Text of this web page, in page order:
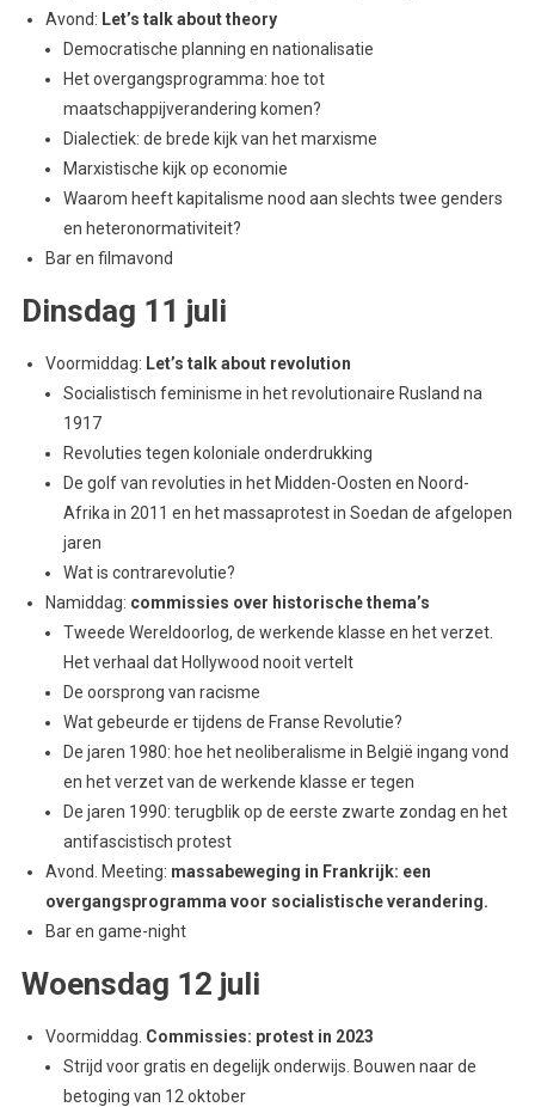
Avond: Let’s talk about theory
Democratische planning en nationalisatie
Het overgangsprogramma: hoe tot
maatschappijverandering komen?
Dialectiek: de brede kijk van het marxisme
Marxistische kijk op economie
Waarom heeft kapitalisme nood aan slechts twee genders
en heteronormativiteit?
Bar en filmavond
Dinsdag 11 juli
Voormiddag: Let’s talk about revolution
Socialistisch feminisme in het revolutionaire Rusland na
1917
Revoluties tegen koloniale onderdrukking
De golf van revoluties in het Midden-Oosten en Noord-
Afrika in 2011 en het massaprotest in Soedan de afgelopen
jaren
Wat is contrarevolutie?
Namiddag: commissies over historische thema’s
Tweede Wereldoorlog, de werkende klasse en het verzet.
Het verhaal dat Hollywood nooit vertelt
De oorsprong van racisme
Wat gebeurde er tijdens de Franse Revolutie?
De jaren 1980: hoe het neoliberalisme in België ingang vond
en het verzet van de werkende klasse er tegen
De jaren 1990: terugblik op de eerste zwarte zondag en het
antifascistisch protest
Avond. Meeting: massabeweging in Frankrijk: een
overgangsprogramma voor socialistische verandering.
Bar en game-night
Woensdag 12 juli
Voormiddag. Commissies: protest in 2023
Strijd voor gratis en degelijk onderwijs. Bouwen naar de
betoging van 12 oktober